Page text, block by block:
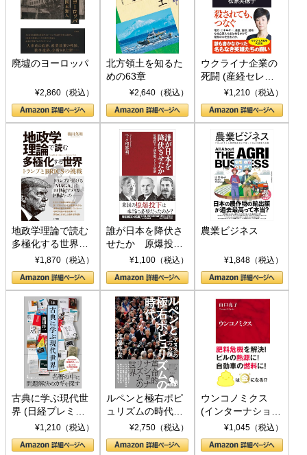
廃墟のヨーロッパ
¥2,860（税込）
北方領土を知るた
めの63章
¥2,640（税込）
ウクライナ企業の
死闘 (産経セレク
ト S 039)¥1,210（税込）
地政学理論で読む
多極化する世界：
トランプとBRICS
の挑戦
¥1,870（税込）
誰が日本を降伏さ
せたか 原爆投
下、ソ連参戦、そ
して聖断 (PHP新
書)
¥1,100（税込）
農業ビジネス
¥1,848（税込）
古典に学ぶ現代世
界 (日経プレミア
シリーズ)¥1,210（税込）
ルペンと極右ポピ
ュリズムの時代：
〈ヤヌス〉の二つ
の顔
¥2,750（税込）
ウンコノミクス
(インターナショナ
ル新書)¥1,045（税込）